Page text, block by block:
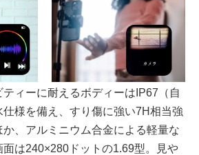
ィーに耐えるボディーはIP67（自
様を備え、すり傷に強い7H相当強
、アルミニウム合金による軽量な
は240×280ドットの1.69型。見や